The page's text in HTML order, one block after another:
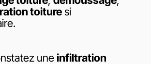
toituresi
une infiltration